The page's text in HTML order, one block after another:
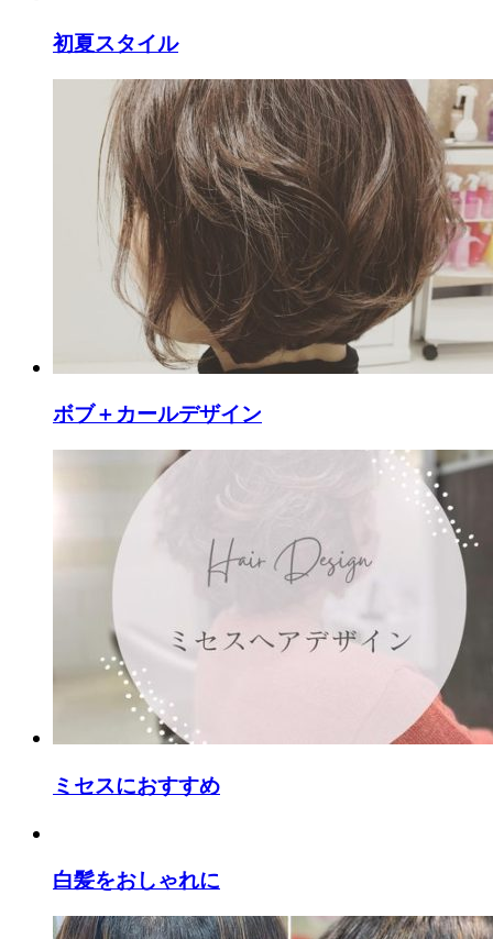
初夏スタイル
ボブ＋カールデザイン
ミセスにおすすめ
白髪をおしゃれに